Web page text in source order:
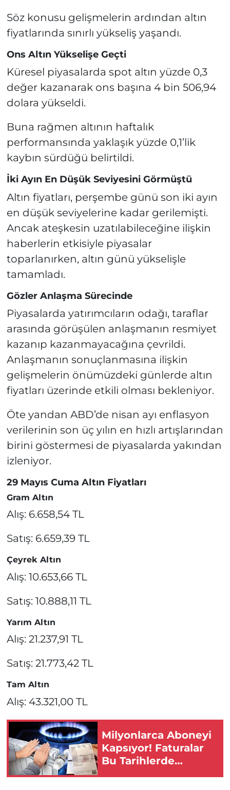
Söz konusu gelişmelerin ardından altın
fiyatlarında sınırlı yükseliş yaşandı.
Ons Altın Yükselişe Geçti
Küresel piyasalarda spot altın yüzde 0,3
değer kazanarak ons başına 4 bin 506,94
dolara yükseldi.
Buna rağmen altının haftalık
performansında yaklaşık yüzde 0,1’lik
kaybın sürdüğü belirtildi.
İki Ayın En Düşük Seviyesini Görmüştü
Altın fiyatları, perşembe günü son iki ayın
en düşük seviyelerine kadar gerilemişti.
Ancak ateşkesin uzatılabileceğine ilişkin
haberlerin etkisiyle piyasalar
toparlanırken, altın günü yükselişle
tamamladı.
Gözler Anlaşma Sürecinde
Piyasalarda yatırımcıların odağı, taraflar
arasında görüşülen anlaşmanın resmiyet
kazanıp kazanmayacağına çevrildi.
Anlaşmanın sonuçlanmasına ilişkin
gelişmelerin önümüzdeki günlerde altın
fiyatları üzerinde etkili olması bekleniyor.
Öte yandan ABD’de nisan ayı enflasyon
verilerinin son üç yılın en hızlı artışlarından
birini göstermesi de piyasalarda yakından
izleniyor.
29 Mayıs Cuma Altın Fiyatları
Gram Altın
Alış: 6.658,54 TL
Satış: 6.659,39 TL
Çeyrek Altın
Alış: 10.653,66 TL
Satış: 10.888,11 TL
Yarım Altın
Alış: 21.237,91 TL
Satış: 21.773,42 TL
Tam Altın
Alış: 43.321,00 TL
Milyonlarca Aboneyi
Kapsıyor! Faturalar
Bu Tarihlerde